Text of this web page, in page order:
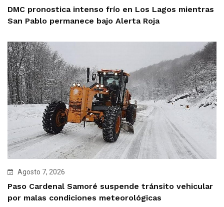
DMC pronostica intenso frío en Los Lagos mientras
San Pablo permanece bajo Alerta Roja
Agosto 7, 2026
Paso Cardenal Samoré suspende tránsito vehicular
por malas condiciones meteorológicas